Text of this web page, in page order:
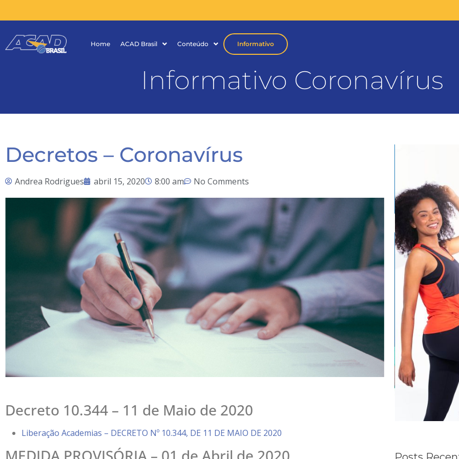
Home ACAD Brasil Conteúdo Informativo
Informativo Coronavírus
Decretos – Coronavírus
Andrea Rodrigues abril 15, 2020 8:00 am No Comments
Decreto 10.344 – 11 de Maio de 2020
Liberação Academias – DECRETO Nº 10.344, DE 11 DE MAIO DE 2020